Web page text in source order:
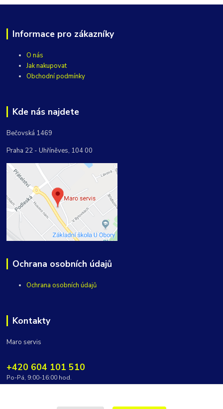
Informace pro zákazníky
O nás
Jak nakupovat
Obchodní podmínky
Kde nás najdete
Bečovská 1469
Praha 22 - Uhříněves, 104 00
Ochrana osobních údajů
Ochrana osobních údajů
Kontakty
Maro servis
+420 604 101 510
Po-Pá, 9:00-16:00 hod.